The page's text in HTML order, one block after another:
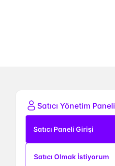
Satıcı Yönetim Paneli
Satıcı Paneli Girişi
Satıcı Olmak İstiyorum